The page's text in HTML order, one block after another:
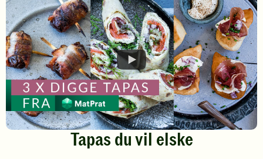
Tapas du vil elske